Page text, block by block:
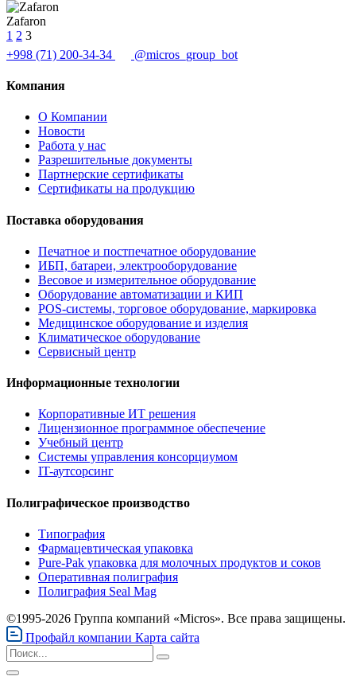
Zafaron
1 2 3
+998 (71) 200-34-34
@micros_group_bot
Компания
О Компании
Новости
Работа у нас
Разрешительные документы
Партнерские сертификаты
Сертификаты на продукцию
Поставка оборудования
Печатное и постпечатное оборудование
ИБП, батареи, электрооборудование
Весовое и измерительное оборудование
Оборудование автоматизации и КИП
POS-системы, торговое оборудование, маркировка
Медицинское оборудование и изделия
Климатическое оборудование
Сервисный центр
Информационные технологии
Корпоративные ИТ решения
Лицензионное программное обеспечение
Учебный центр
Системы управления консорциумом
IT-аутсорсинг
Полиграфическое производство
Типография
Фармацевтическая упаковка
Pure-Pak упаковка для молочных продуктов и соков
Оперативная полиграфия
Полиграфия Seal Mag
©1995-2026 Группа компаний «Micros». Все права защищены.
Профайл компании Карта сайта